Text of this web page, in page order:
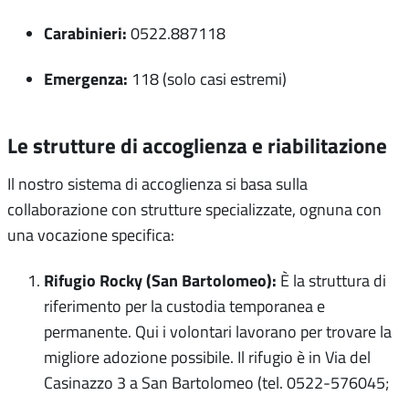
Carabinieri: 0522.887118
Emergenza: 118 (solo casi estremi)
Le strutture di accoglienza e riabilitazione
Il nostro sistema di accoglienza si basa sulla
collaborazione con strutture specializzate, ognuna con
una vocazione specifica:
Rifugio Rocky (San Bartolomeo): È la struttura di
riferimento per la custodia temporanea e
permanente. Qui i volontari lavorano per trovare la
migliore adozione possibile. Il rifugio è in Via del
Casinazzo 3 a San Bartolomeo (tel. 0522-576045;